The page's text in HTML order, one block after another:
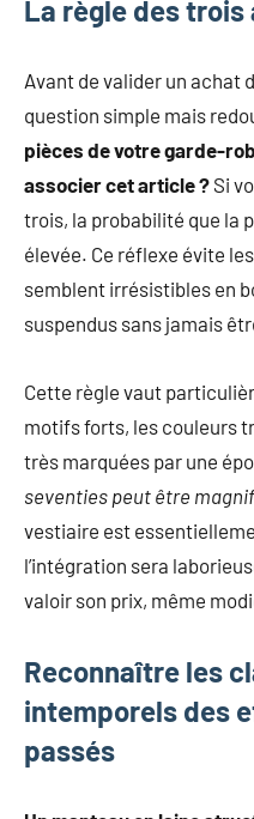
La règle des
Avant de valider un achat
question simple mais
pièces de votre garde-
associer cet article ? Si
trois, la probabilité que la
élevée. Ce réflexe évite
semblent irrésistibles en
suspendus sans jamais
Cette règle vaut
motifs forts, les couleurs
très marquées par une
seventies peut être
vestiaire est
l’intégration sera
valoir son prix, même
Reconnaître les
intemporels des
passés